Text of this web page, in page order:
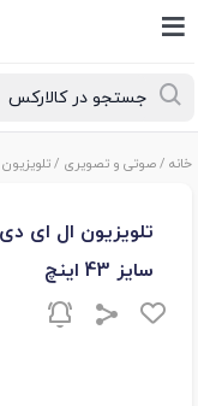
خانه /صوتی و تصویری /تلویزیون
سایز 43 اینچ